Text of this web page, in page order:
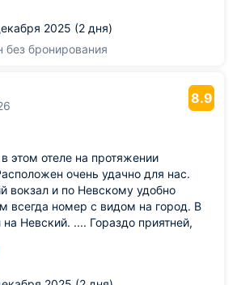
2025 (2 дня)
без бронирования
8.9
этом отеле на протяжении
очень удачно для нас.
вокзал и по Невскому удобно
всегда номер с видом на город. В
Невский. .... Гораздо приятней,
сразу, за что больше спасибо!